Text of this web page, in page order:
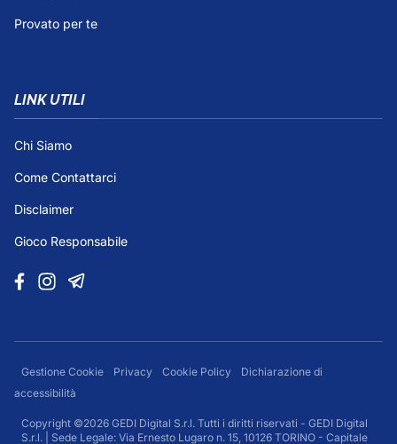
Provato per te
LINK UTILI
Chi Siamo
Come Contattarci
Disclaimer
Gioco Responsabile
Gestione Cookie Privacy Cookie Policy
Dichiarazione di
accessibilità
Copyright ©2026 GEDI Digital S.r.l. Tutti i diritti riservati - GEDI Digital
S.r.l. | Sede Legale: Via Ernesto Lugaro n. 15, 10126 TORINO - Capitale